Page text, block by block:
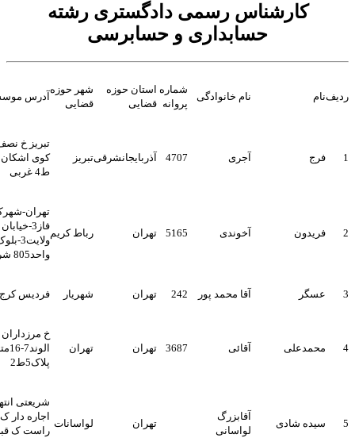
رسمی دادگستری رشته
حسابداری و حسابرسی
نام خانوادگی
پروانه
استان حوزه
قضایی
شهر حوزه
قضایی
آدرس موسسه
آجری 4707 آذربایجانشرقیتبریز
تبریز خ نصف راه کوی خطیب
کوی اشکان کوی صنف پ30
آخوندی 5165 تهران رباط کریم
تهران-شهرک شهید محلاتی-
فاز3-خیابان ولایت-کوچه
ولایت3-بلوک48-طبقه سوم-
آقا محمد پور 242 تهران شهریار فردیس کرج-خ 23-پ60-واحد3
آقائی 3687 تهران تهران
خ مرزداران خ شهید ابراهیمی
الوند7-16متری شبنم-
لواسانی
تهران لواسانات
شریعتی انتهای خ پلیس خ
اجاره دار ک جهانبین سمت
راست ک قبادیان پ 1 واحد